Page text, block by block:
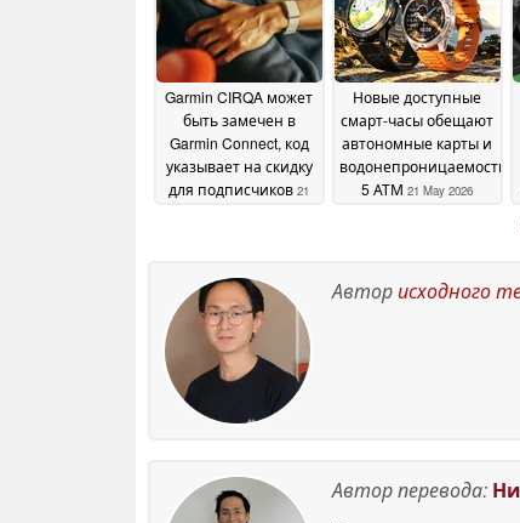
Garmin CIRQA может
быть замечен в
Garmin Connect, код
указывает на скидку
для подписчиков 21
Новые доступные
смарт-часы обещают
автономные карты и
водонепроницаемость
5 АТМ 21 May 2026
Авторисходного
Автор перевода: